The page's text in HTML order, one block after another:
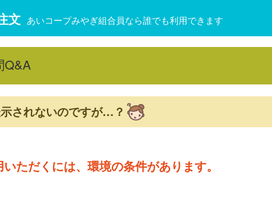
文 あいコープみやぎ組合員なら誰でも利用できます
Q&A
されないのですが…？
ただくには、環境の条件があります。